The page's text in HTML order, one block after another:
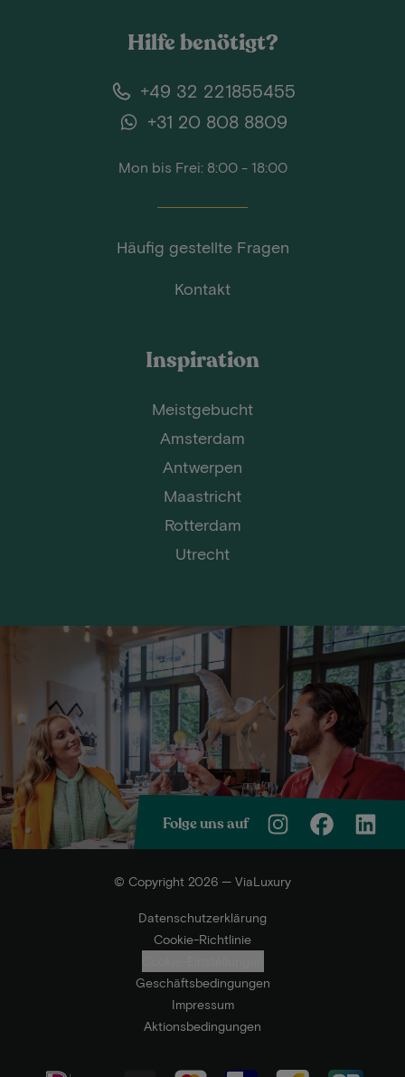
Hilfe benötigt?
+49 32 221855455
+31 20 808 8809
Mon bis Frei: 8:00 - 18:00
Häufig gestellte Fragen
Kontakt
Inspiration
Meistgebucht
Amsterdam
Antwerpen
Maastricht
Rotterdam
Utrecht
Folge uns auf
© Copyright 2026 — ViaLuxury
Datenschutzerklärung
Cookie-Richtlinie
Geschäftsbedingungen
Impressum
Aktionsbedingungen